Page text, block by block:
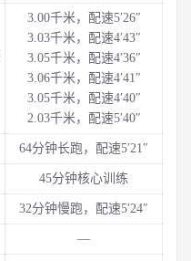
3.00千米，配速5′26″
3.03千米，配速4′43″
3.05千米，配速4′36″
3.06千米，配速4′41″
3.05千米，配速4′40″
2.03千米，配速5′40″
64分钟长跑，配速5′21″
45分钟核心训练
32分钟慢跑，配速5′24″
—